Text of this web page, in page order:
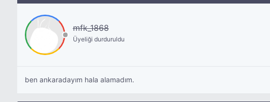
mfk_1868
Üyeliği durduruldu
ben ankaradayım hala alamadım.